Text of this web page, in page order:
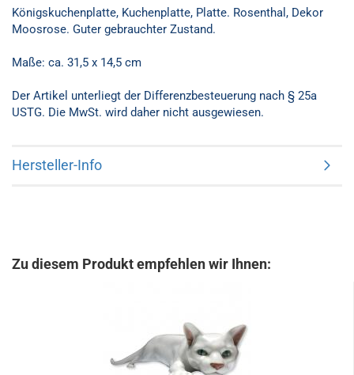
Königskuchenplatte, Kuchenplatte, Platte. Rosenthal, Dekor
Moosrose. Guter gebrauchter Zustand.
Maße: ca. 31,5 x 14,5 cm
Der Artikel unterliegt der Differenzbesteuerung nach § 25a
USTG. Die MwSt. wird daher nicht ausgewiesen.
Hersteller-Info
Zu diesem Produkt empfehlen wir Ihnen: